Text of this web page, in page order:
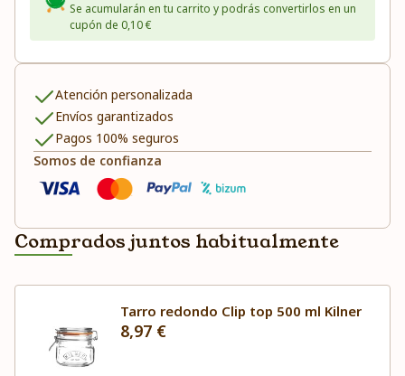
Se acumularán en tu carrito y podrás convertirlos en un
cupón de 0,10 €
Atención personalizada
Envíos garantizados
Pagos 100% seguros
Somos de confianza
Comprados juntos habitualmente
Tarro redondo Clip top 500 ml Kilner
8,97 €